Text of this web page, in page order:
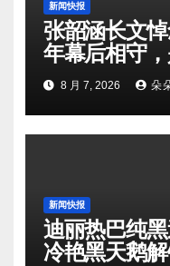
新闻快报
张韶涵长文
年幕后相守
向奔赴
8 月 7, 2026 朵
新闻快报
迪丽热巴纯
冷艳黑天鹅